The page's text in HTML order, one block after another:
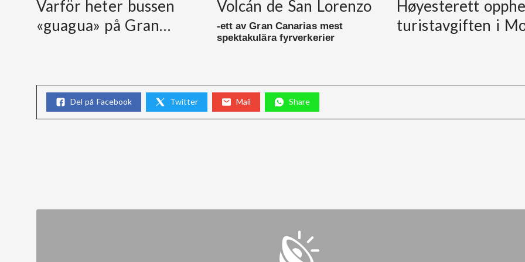
Varför heter bussen
«guagua» på Gran…
Volcán de San Lorenzo
-ett av Gran Canarias mest
spektakulära fyrverkerier
Høyesterett
turistavgiften i
Del på Facebook Twitter Mail Share